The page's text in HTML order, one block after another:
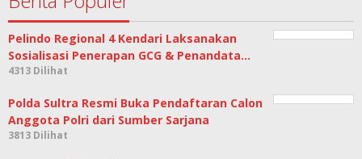
Pelindo Regional 4 Kendari Laksanakan
Sosialisasi Penerapan GCG & Penandata…
4313 Dilihat
Polda Sultra Resmi Buka Pendaftaran Calon
Anggota Polri dari Sumber Sarjana
3813 Dilihat